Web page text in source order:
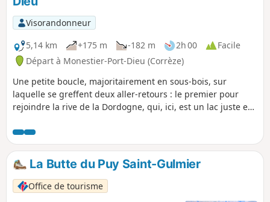
Visorandonneur
5,14 km
+175 m -182 m 2h 00
Facile
Départ à Monestier-Port-Dieu (Corrèze)
Une petite boucle, majoritairement en sous-bois, sur
laquelle se greffent deux aller-retours : le premier pour
rejoindre la rive de la Dordogne, qui, ici, est un lac juste en
découvrir le Site de la Vie, un joli point de vue agrémenté
d'une table d'orientation.
La Butte du Puy Saint-Gulmier
Office de tourisme